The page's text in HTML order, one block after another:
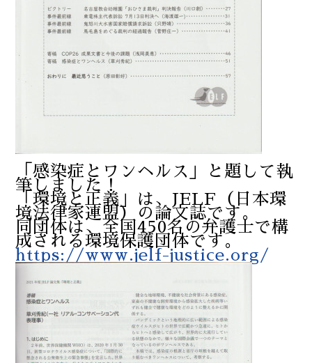
「感染症とワンヘルス」と題して執
筆しました！
「環境と正義」は、JELF（日本環
境法律家連盟）の論文誌です。
同団体は、全国450名の弁護士で構
成される環境保護団体です。
https://www.jelf-justice.org/